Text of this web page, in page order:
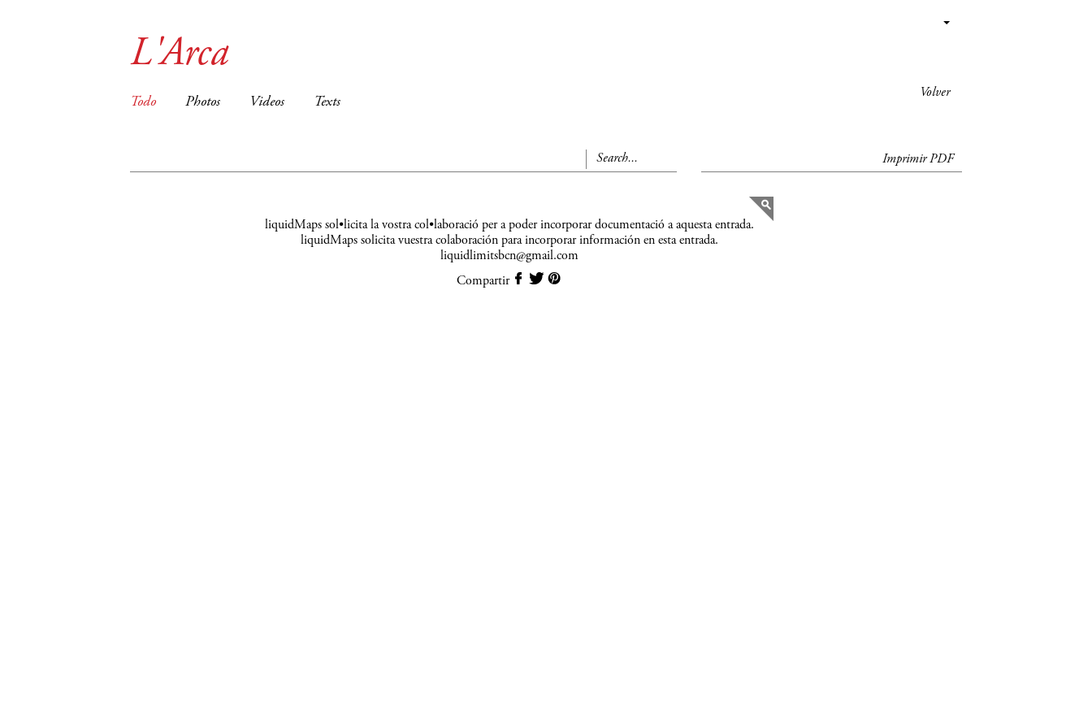
Volver
L'Arca
Todo Photos Videos Texts
Imprimir PDF
liquidMaps sol•licita la vostra col•laboració per a poder incorporar documentació a aquesta entrada.
liquidMaps solicita vuestra colaboración para incorporar información en esta entrada.
liquidlimitsbcn@gmail.com
Compartir